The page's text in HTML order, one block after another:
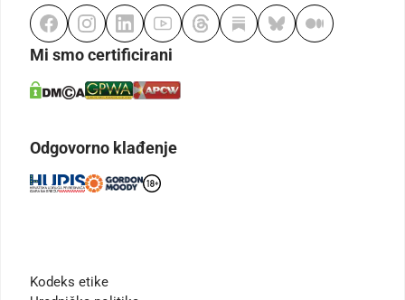
Mi smo certificirani
Odgovorno klađenje
Kodeks etike